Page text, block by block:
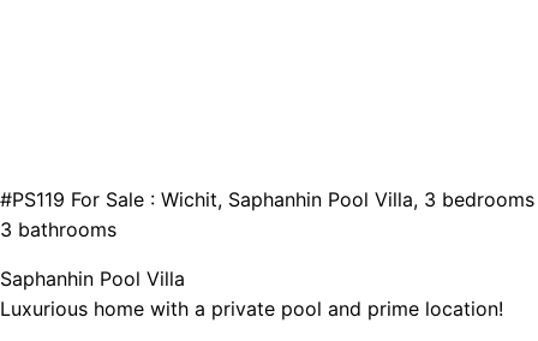
#PS119 For Sale : Wichit, Saphanhin Pool Villa, 3 bedrooms
3 bathrooms
Saphanhin Pool Villa
Luxurious home with a private pool and prime location!